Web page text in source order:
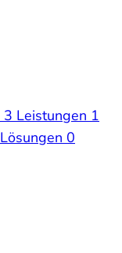
3 Leistungen 1
Lösungen 0